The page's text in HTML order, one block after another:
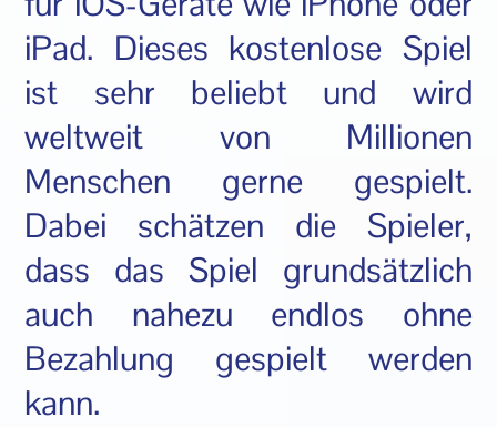
iPad. Dieses kostenlose Spiel
ist sehr beliebt und wird
weltweit von Millionen
Menschen gerne gespielt.
Dabei schätzen die Spieler,
dass das Spiel grundsätzlich
auch nahezu endlos ohne
Bezahlung gespielt werden
kann.